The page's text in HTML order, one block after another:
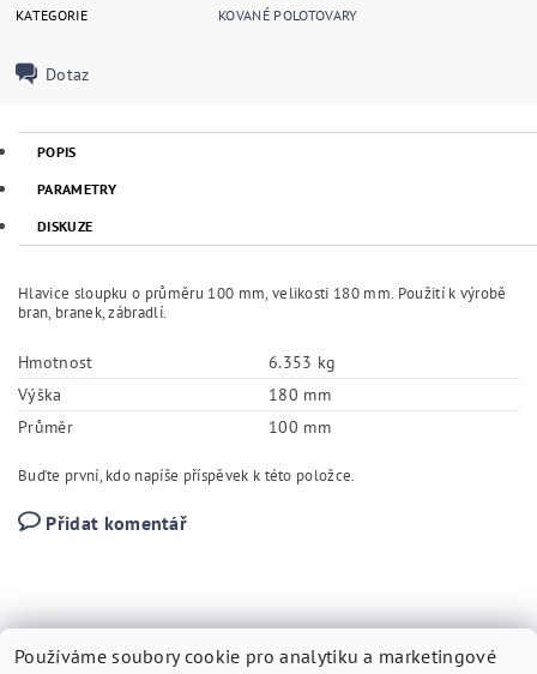
KATEGORIE
KOVANÉ POLOTOVARY
Dotaz
POPIS
PARAMETRY
DISKUZE
Hlavice sloupku o průměru 100 mm, velikosti 180 mm. Použití k výrobě
bran, branek, zábradlí.
Hmotnost
6.353 kg
Výška
180 mm
Průměr
100 mm
Buďte první, kdo napíše příspěvek k této položce.
Přidat komentář
Používáme soubory cookie pro analytiku a marketingové